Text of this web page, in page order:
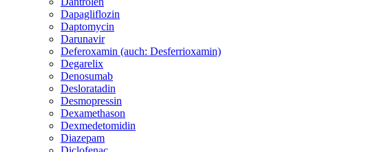
Dapagliflozin
Daptomycin
Darunavir
Deferoxamin (auch: Desferrioxamin)
Degarelix
Denosumab
Desloratadin
Desmopressin
Dexamethason
Dexmedetomidin
Diazepam